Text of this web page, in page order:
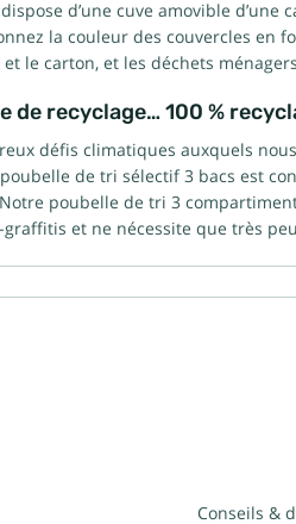
d’une cuve amovible
la couleur des couvercles
le carton, et les déchets
de recyclage… 100 %
défis climatiques auxquels
de tri sélectif 3 bacs est
poubelle de tri 3
et ne nécessite que très
Conseils &